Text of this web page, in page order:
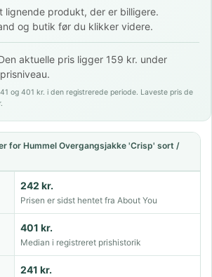
lignende produkt, der er billigere.
og butik før du klikker videre.
aktuelle pris ligger 159 kr. under
og 401 kr. i den registrerede periode. Laveste pris de
for Hummel Overgangsjakke 'Crisp' sort /
242 kr.
Prisen er sidst hentet fra About You
401 kr.
Median i registreret prishistorik
241 kr.